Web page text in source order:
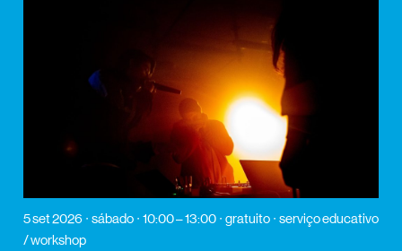
5 set 2026 sábado 10:00 – 13:00 gratuito
serviço educativo
/ workshop